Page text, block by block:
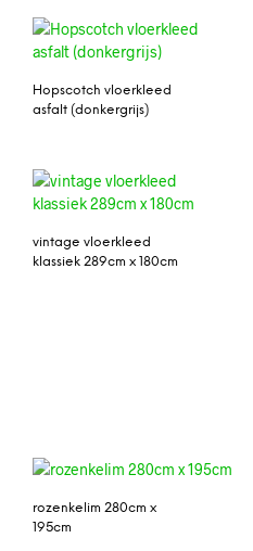
Hopscotch vloerkleed
asfalt (donkergrijs)
vintage vloerkleed
klassiek 289cm x 180cm
rozenkelim 280cm x
195cm